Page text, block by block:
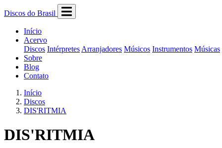
Discos do Brasil
Início
Acervo
Discos Intérpretes Arranjadores Músicos Instrumentos Músicas
Sobre
Blog
Contato
Início
Discos
DIS'RITMIA
DIS'RITMIA